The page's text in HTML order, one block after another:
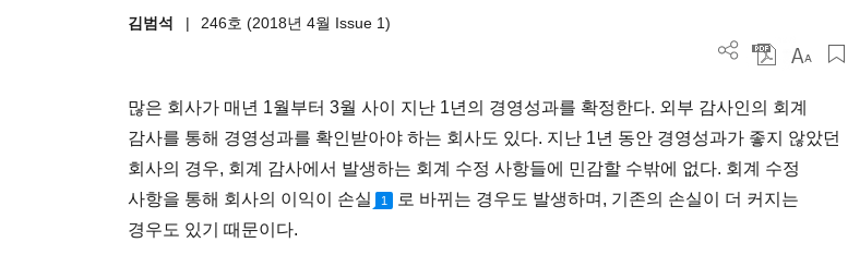
김범석 | 246호 (2018년 4월 Issue 1)
많은 회사가 매년 1월부터 3월 사이 지난 1년의 경영성과를 확정한다. 외부 감사인의 회계
감사를 통해 경영성과를 확인받아야 하는 회사도 있다. 지난 1년 동안 경영성과가 좋지 않았던
회사의 경우, 회계 감사에서 발생하는 회계 수정 사항들에 민감할 수밖에 없다. 회계 수정
사항을 통해 회사의 이익이 손실
1
로 바뀌는 경우도 발생하며, 기존의 손실이 더 커지는
경우도 있기 때문이다.